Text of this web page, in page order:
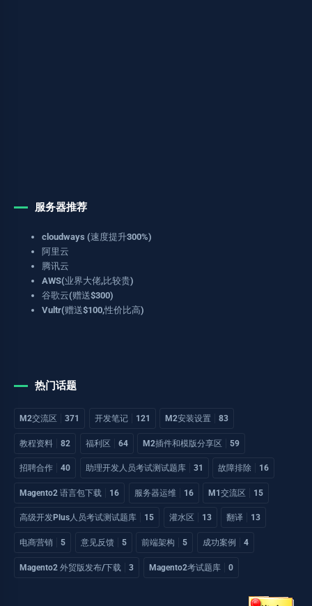
服务器推荐
cloudways (速度提升300%)
阿里云
腾讯云
AWS(业界大佬,比较贵)
谷歌云(赠送$300)
Vultr(赠送$100,性价比高)
热门话题
M2交流区 371 开发笔记 121 M2安装设置 83
教程资料 82 福利区 64 M2插件和模版分享区 59
招聘合作 40 助理开发人员考试测试题库 31 故障排除 16
Magento2 语言包下载 16 服务器运维 16 M1交流区 15
高级开发Plus人员考试测试题库 15 灌水区 13 翻译 13
电商营销 5 意见反馈 5 前端架构 5 成功案例 4
Magento2 外贸版发布/下载 3 Magento2考试题库 0